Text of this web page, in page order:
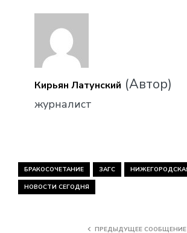
Кирьян Латунский (Автор)
журналист
БРАКОСОЧЕТАНИЕ ЗАГС
НОВОСТИ СЕГОДНЯ
ПРЕДЫДУЩЕЕ СООБЩЕНИЕ